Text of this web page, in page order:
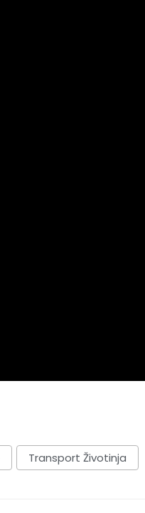
Transport Životinja